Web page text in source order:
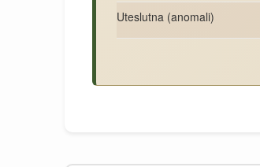
Uteslutna (anomali)